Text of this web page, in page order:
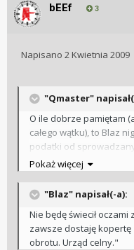
bEEf 3
Napisano 2 Kwietnia 2009
"Qmaster"
O ile dobrze pamiętam
całego wątku), to Blaz
podatki od
inaczej, to obstawiam,
nieopłacalny.
Pokaż więcej
"Blaz" napisał(-a):
Nie będę świecił
zawsze dostaję
obrotu. Urząd celny."